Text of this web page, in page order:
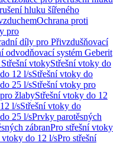
hluku šířeného
Ochrana proti
pro
díly pro Přivzdušňovací
odvodňovací systém Geberit
vtokyStřešní vtoky do
12 l/sStřešní vtoky do
25 l/sStřešní vtoky pro
žlabyStřešní vtoky do 12
l/sStřešní vtoky do
25 l/sPrvky parotěsných
zábranPro střešní vtoky
do 12 l/sPro střešní